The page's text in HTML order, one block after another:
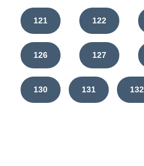
121 122
126 127
130 131 132